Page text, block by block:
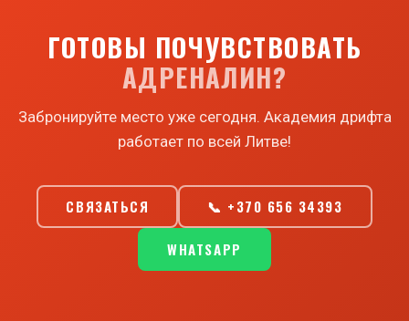
ГОТОВЫ ПОЧУВСТВОВАТЬ
АДРЕНАЛИН?
Забронируйте место уже сегодня. Академия дрифта
работает по всей Литве!
СВЯЗАТЬСЯ 📞 +370 656 34393
WHATSAPP